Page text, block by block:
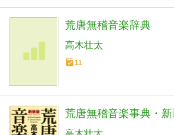
荒唐無稽音楽辞典
高木壮太
11
荒唐無稽音楽事典・新